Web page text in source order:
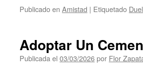
Publicado en Amistad | Etiquetado
Adoptar Un
Publicada el 03/03/2026por Flor